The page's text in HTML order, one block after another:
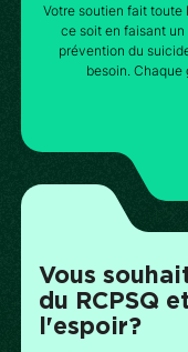
Votre soutien fait toute
ce soit en faisant
prévention du
besoin. Chaque
Vous
du RCPSQ
l'espoir?